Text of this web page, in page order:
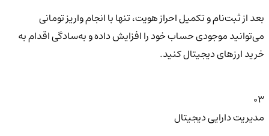
بعد از ثبت‌نام و تکمیل احراز هویت، تنها با انجام واریز تومانی
می‌توانید موجودی حساب خود را افزایش داده و به‌سادگی اقدام به
خرید ارزهای دیجیتال کنید.
03
مدیریت دارایی دیجیتال